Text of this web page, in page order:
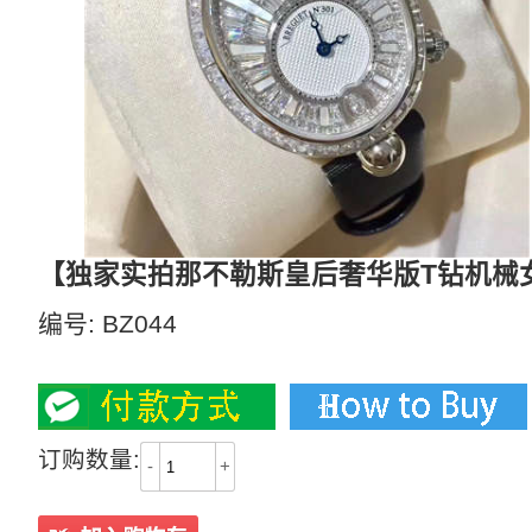
【独家实拍那不勒斯皇后奢华版T钻机械
编号: BZ044
订购数量: - +